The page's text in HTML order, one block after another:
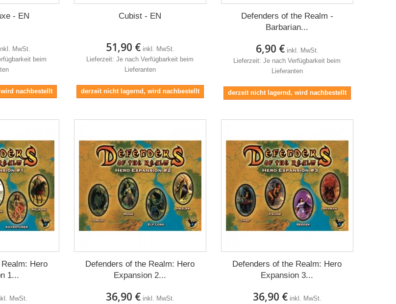
- EN
MwSt.
beim
nachbestellt
Cubist - EN
51,90 € inkl. MwSt.
Lieferzeit: Je nach Verfügbarkeit beim
Lieferanten
derzeit nicht lagernd, wird nachbestellt
Defenders of the Realm -
Barbarian...
6,90 € inkl. MwSt.
Lieferzeit: Je nach Verfügbarkeit beim
Lieferanten
derzeit nicht lagernd, wird nachbestellt
Hero
1...
MwSt.
Defenders of the Realm: Hero
Expansion 2...
36,90 € inkl. MwSt.
Defenders of the Realm: Hero
Expansion 3...
36,90 € inkl. MwSt.